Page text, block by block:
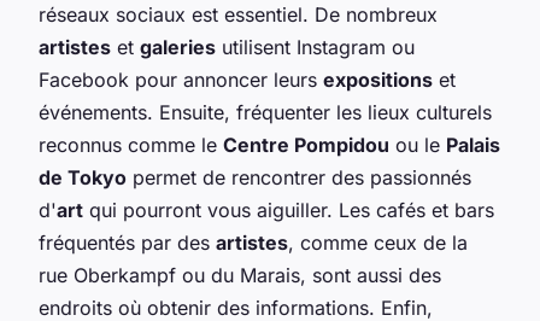
réseaux sociaux est essentiel. De nombreux
artistes et galeries utilisent Instagram ou
Facebook pour annoncer leurs expositions et
événements. Ensuite, fréquenter les lieux culturels
reconnus comme le Centre Pompidou ou le Palais
de Tokyo permet de rencontrer des passionnés
d'art qui pourront vous aiguiller. Les cafés et bars
fréquentés par des artistes, comme ceux de la
rue Oberkampf ou du Marais, sont aussi des
endroits où obtenir des informations. Enfin,